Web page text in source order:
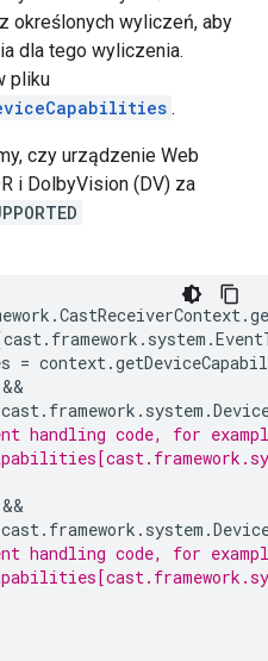
określonych wyliczeń, aby
dla tego wyliczenia.
pliku
.
czy urządzenie Web
i DolbyVision (DV) za
.CastReceiverContext.
cast. framework . system .
= context.
cast. framework . system .
handling code, for
cast. framework . system .
handling code, for